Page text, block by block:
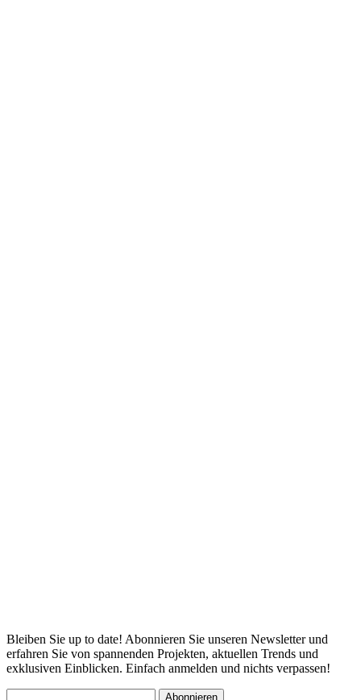
Bleiben Sie up to date! Abonnieren Sie unseren Newsletter und
erfahren Sie von spannenden Projekten, aktuellen Trends und
exklusiven Einblicken. Einfach anmelden und nichts verpassen!
Abonnieren